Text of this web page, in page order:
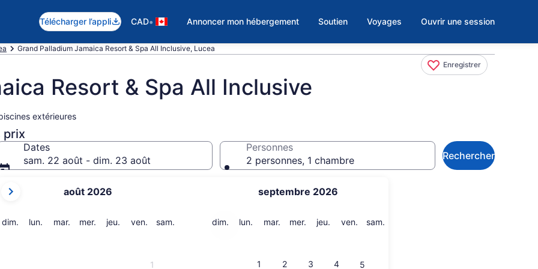
Télécharger l’appli CAD• Annoncer mon hébergement Soutien Voyages Ouvrir une session
Grand Palladium Jamaica Resort & Spa All Inclusive, Lucea
Enregistrer
Resort & Spa All Inclusive
extérieures
prix
Dates
sam. 22 août - dim. 23 août
mois
sont
août 2026
dim. dimanche
lun. lundimar. mardi
mer. mercredi
jeu. jeudiven. vendredi
sam.
1
septembre 2026
dim. dimanche
lun. lundimar. mardi
mer. mercredi
jeu. jeudiven. vendredi
sam.
1 2 3 4 5
Personnes
2 personnes, 1 chambre
Rechercher